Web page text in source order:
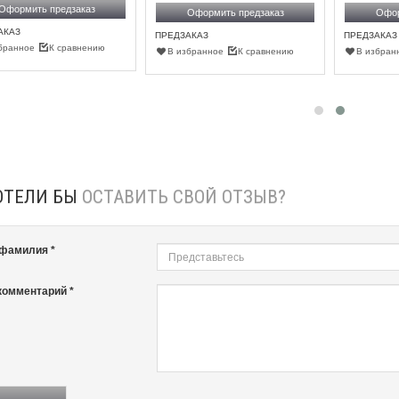
предзаказ
К сравнению
Оформить предзаказ
ПРЕДЗАКАЗ
В избранное
К сравнению
ПРЕДЗАКАЗ
В
БЫ ОСТАВИТЬ СВОЙ ОТЗЫВ?
*
*